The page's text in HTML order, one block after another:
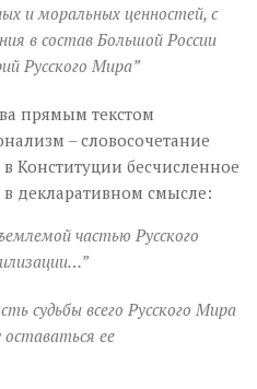
и моральных ценностей, с
в состав Большой России
Русского Мира”
прямым текстом
– словосочетание
в Конституции бесчисленное
декларативном смысле:
частью Русского
судьбы всего Русского Мира
ее